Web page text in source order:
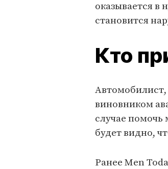
оказывается в
становится
Кто
Автомобилист,
виновником
случае помочь
будет видно,
Ранее Men